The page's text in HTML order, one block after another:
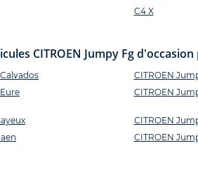
C4 X
CITROEN Jumpy Fg
CITROEN
CITROEN
CITROEN
CITROEN